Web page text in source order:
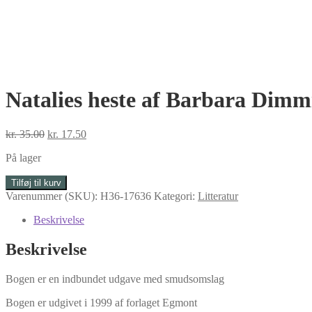
Natalies heste af Barbara
kr.35.00 Den
kr. 35.00.
kr. 17.50Den
På lager
Natalies
heste
Barbara
antal
Tilføj til kurv
Varenummer (SKU): H36-17636 Kategori: Litteratur
Beskrivelse
Beskrivelse
Bogen er en indbundet udgave med smudsomslag
Bogen er udgivet i 1999 af forlaget Egmont